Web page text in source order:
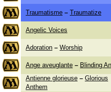
Traumatisme – Traumatize
Angelic Voices
Adoration – Worship
Ange aveuglante – Blinding
Antienne glorieuse – Glorious
Anthem